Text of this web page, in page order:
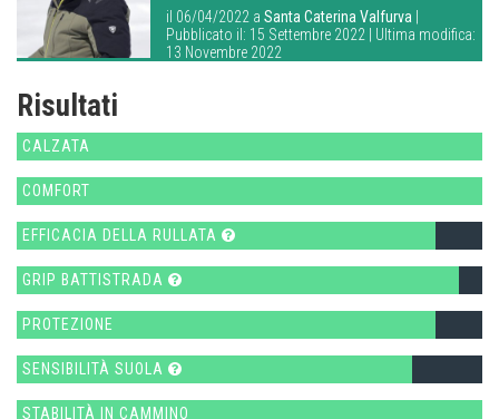
il 06/04/2022 a Santa Caterina Valfurva
Pubblicato il: 15 Settembre 2022 | Ultima modifica:
13 Novembre 2022
Risultati
CALZATA
COMFORT
EFFICACIA DELLA RULLATA
GRIP BATTISTRADA
PROTEZIONE
SENSIBILITÀ SUOLA
STABILITÀ IN CAMMINO